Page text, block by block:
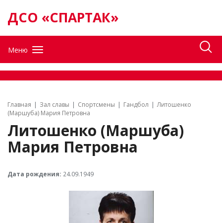
ДСО «СПАРТАК»
Меню
Главная Зал славы Спортсмены Гандбол
Литошенко
(Маршуба) Мария Петровна
Литошенко (Маршуба)
Мария Петровна
Дата рождения: 24.09.1949